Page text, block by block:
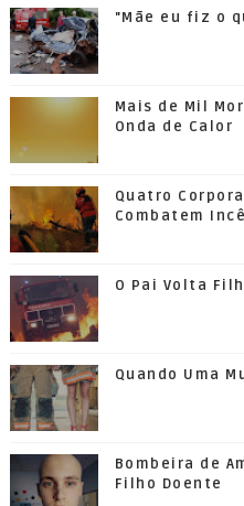
"Mãe eu fiz o
Mais de Mil
Onda de Calor
Quatro
Combatem
O Pai Volta
Quando Uma
Bombeira de
Filho Doente